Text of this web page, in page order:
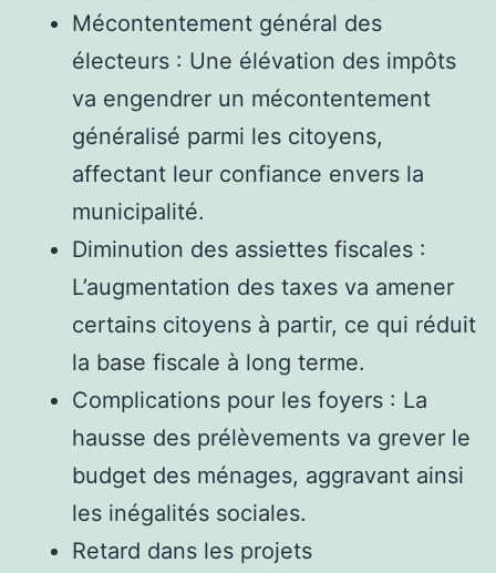
Mécontentement général des
électeurs : Une élévation des impôts
va engendrer un mécontentement
généralisé parmi les citoyens,
affectant leur confiance envers la
municipalité.
Diminution des assiettes fiscales :
L’augmentation des taxes va amener
certains citoyens à partir, ce qui réduit
la base fiscale à long terme.
Complications pour les foyers : La
hausse des prélèvements va grever le
budget des ménages, aggravant ainsi
les inégalités sociales.
Retard dans les projets